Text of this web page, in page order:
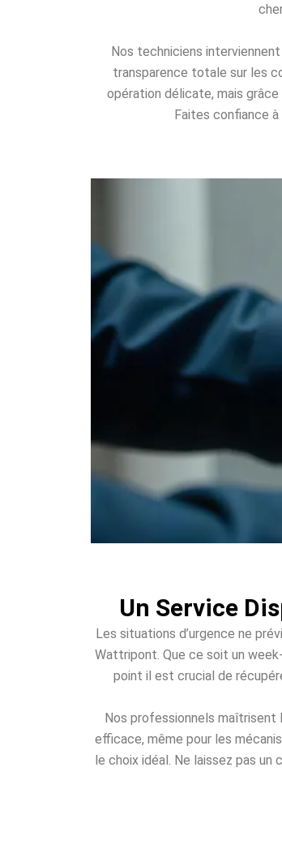
Nos techniciens
transparence totale sur les
opération délicate, mais
Faites confiance
Un Service
Les situations d’urgence ne
Wattripont. Que ce soit un
point il est crucial de
Nos professionnels
efficace, même pour les
le choix idéal. Ne laissez pas